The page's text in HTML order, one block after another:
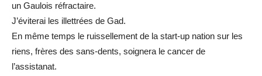
un Gaulois réfractaire.
J’éviterai les illettrées de Gad.
En même temps le ruissellement de la start-up nation sur les
riens, frères des sans-dents, soignera le cancer de
l’assistanat.